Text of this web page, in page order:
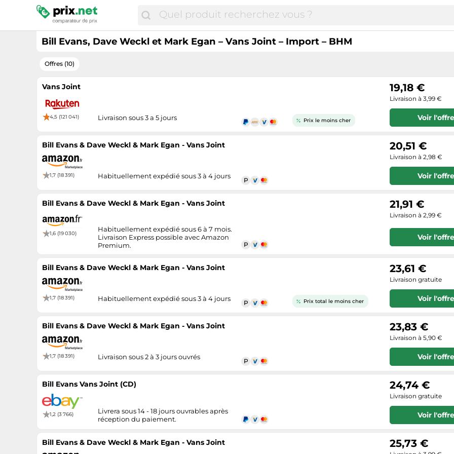
Bill Evans, Dave Weckl et Mark Egan – Vans Joint – Import – BHM
Offres (10)
Vans Joint
4,5 (121 041)
Prix le moins cher
Livraison sous 3 a 5 jours
19,18 €
Livraison à 3,99 €
Voir l'offre
Bill Evans & Dave Weckl & Mark Egan - Vans Joint
1,7 (18 391) Habituellement expédié sous 3 à 4 jours
20,51 €
Livraison à 2,98 €
Voir l'offre
Bill Evans & Dave Weckl & Mark Egan - Vans Joint
1,6 (19 030)
Habituellement expédié sous 6 à 7 mois.
Livraison Express possible avec Amazon
Premium.
21,91 €
Livraison à 2,99 €
Voir l'offre
Bill Evans & Dave Weckl & Mark Egan - Vans Joint
1,7 (18 391)
Prix total le moins cher
Habituellement expédié sous 3 à 4 jours
23,61 €
Livraison gratuite
Voir l'offre
Bill Evans & Dave Weckl & Mark Egan - Vans Joint
1,7 (18 391) Livraison sous 2 à 3 jours ouvrés
23,83 €
Livraison à 5,90 €
Voir l'offre
Bill Evans Vans Joint (CD)
1,2 (3 766)
Livrera sous 14 - 18 jours ouvrables après
réception du paiement.
24,74 €
Livraison gratuite
Voir l'offre
Bill Evans & Dave Weckl & Mark Egan - Vans Joint 25,73 €